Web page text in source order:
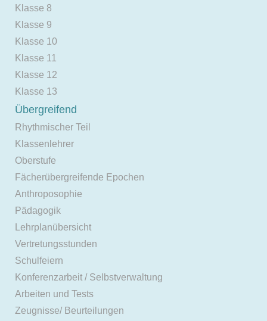
Klasse 8
Klasse 9
Klasse 10
Klasse 11
Klasse 12
Klasse 13
Übergreifend
Rhythmischer Teil
Klassenlehrer
Oberstufe
Fächerübergreifende Epochen
Anthroposophie
Pädagogik
Lehrplanübersicht
Vertretungsstunden
Schulfeiern
Konferenzarbeit / Selbstverwaltung
Arbeiten und Tests
Zeugnisse/ Beurteilungen